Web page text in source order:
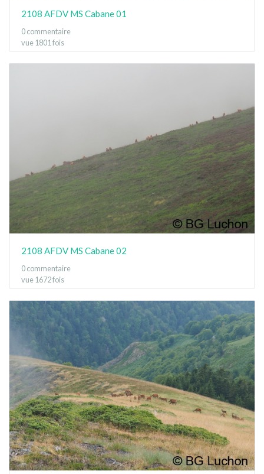
2108 AFDV MS Cabane 01
0 commentaire
vue 1801 fois
2108 AFDV MS Cabane 02
0 commentaire
vue 1672 fois